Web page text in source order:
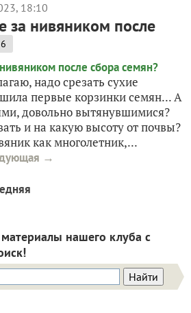
18:10
за нивяником после
6
надо срезать сухие
первые корзинки семян... А
довольно вытянувшимися?
и на какую высоту от почвы?
как многолетник,...
→
нашего клуба с